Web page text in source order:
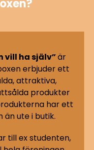
vill ha själv”är
erbjuder ett
attraktiva,
produkter
har ett
än ute i butik.
till ex studenten,